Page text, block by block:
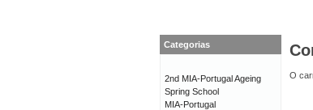
O
Categorias
2nd MIA-Portugal Ageing
Spring School
MIA-Portugal